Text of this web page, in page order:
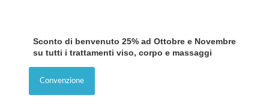
Sconto di benvenuto 25% ad Ottobre e Novembre
su tutti i trattamenti viso, corpo e massaggi
Convenzione